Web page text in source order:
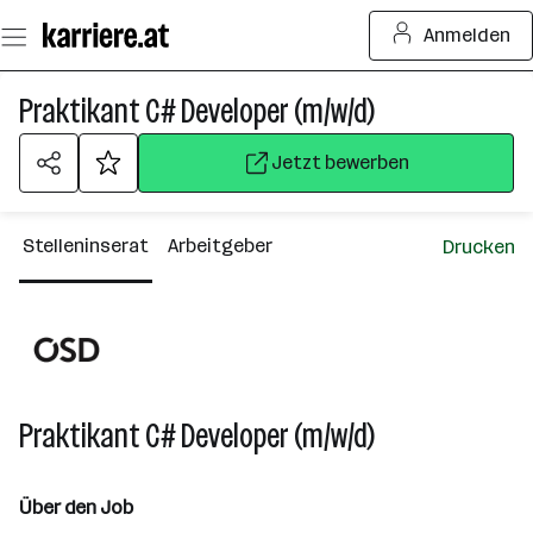
Seiteninhalt
springen
Anmelden
Praktikant C# Developer (m/w/d)
Jetzt bewerben
Stelleninserat Arbeitgeber Drucken
Praktikant C# Developer (m/w/d)
Über den Job